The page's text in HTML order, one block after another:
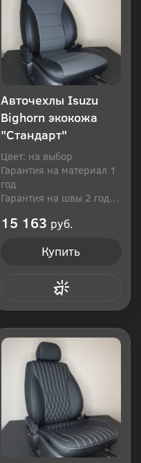
Авточехлы Isuzu
Bighorn экокожа
"Стандарт"
Цвет: на выбор
Гарантия на материал 1
год
Гарантия на швы 2 года
15 163 руб.
Купить